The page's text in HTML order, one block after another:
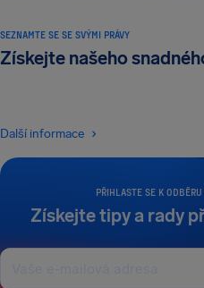
PŘIHLASTE SE K
Získejte tipy a rady
SEZNAMTE SE SE SVÝMI PRÁVY
Získejte našeho
Další informace